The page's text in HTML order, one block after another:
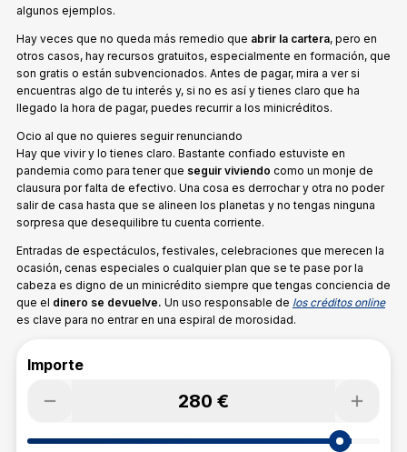
algunos ejemplos.
Hay veces que no queda más remedio que abrir la cartera, pero en
otros casos, hay recursos gratuitos, especialmente en formación, que
son gratis o están subvencionados. Antes de pagar, mira a ver si
encuentras algo de tu interés y, si no es así y tienes claro que ha
llegado la hora de pagar, puedes recurrir a los minicréditos.
Ocio al que no quieres seguir renunciando
Hay que vivir y lo tienes claro. Bastante confiado estuviste en
pandemia como para tener que seguir viviendo como un monje de
clausura por falta de efectivo. Una cosa es derrochar y otra no poder
salir de casa hasta que se alineen los planetas y no tengas ninguna
sorpresa que desequilibre tu cuenta corriente.
Entradas de espectáculos, festivales, celebraciones que merecen la
ocasión, cenas especiales o cualquier plan que se te pase por la
cabeza es digno de un minicrédito siempre que tengas conciencia de
que el dinero se devuelve. Un uso responsable de los créditos online
es clave para no entrar en una espiral de morosidad.
Importe
280 €